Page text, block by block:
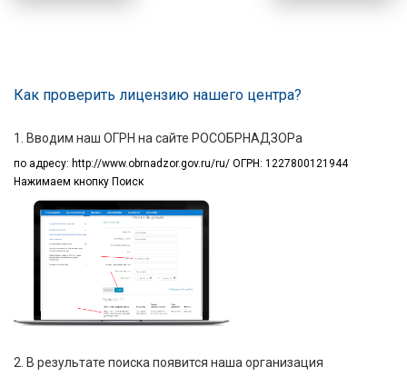
Как проверить лицензию нашего центра?
1. Вводим наш ОГРН на сайте РОСОБРНАДЗОРа
по адресу: http://www.obrnadzor.gov.ru/ru/ ОГРН: 1227800121944
Нажимаем кнопку Поиск
2. В результате поиска появится наша организация